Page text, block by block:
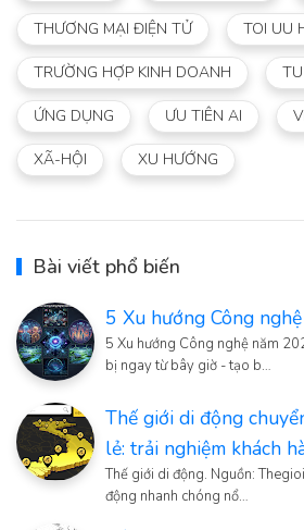
THƯƠNG MẠI ĐIỆN TỬ TOI UU
TRƯỜNG HỢP KINH DOANH
ỨNG DỤNG ƯU TIÊN AI
XÃ-HỘI XU HƯỚNG
Bài viết phổ biến
5 Xu hướng Công
5 Xu hướng Công nghệ năm
bị ngay từ bây giờ - tạo b…
Thế giới di động
lẻ: trải nghiệm khách
Thế giới di động. Nguồn:
động nhanh chóng nổ…